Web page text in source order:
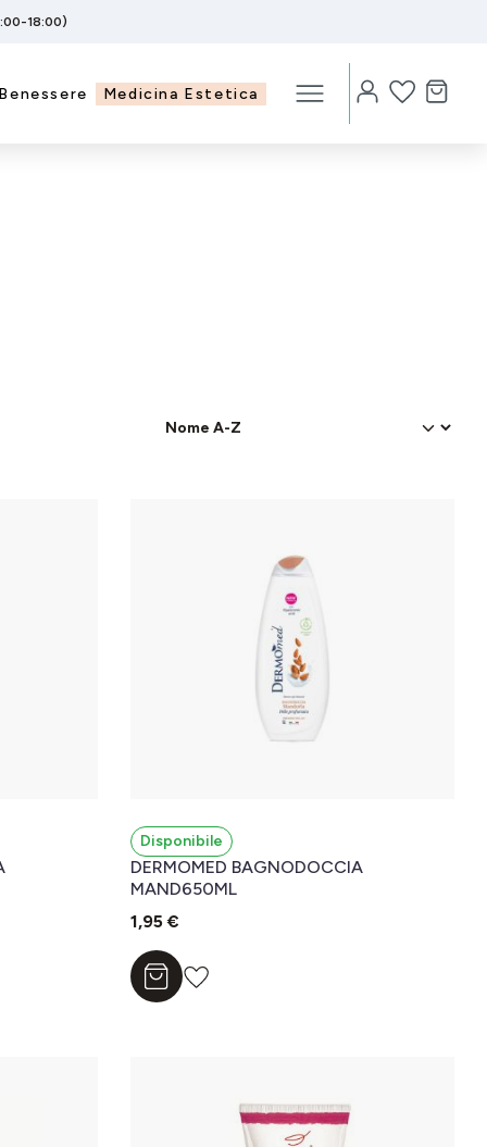
18:00)
Medicina Estetica
Disponibile
DERMOMED BAGNODOCCIA
MAND650ML
1,95 €
Aggiungi al carrello